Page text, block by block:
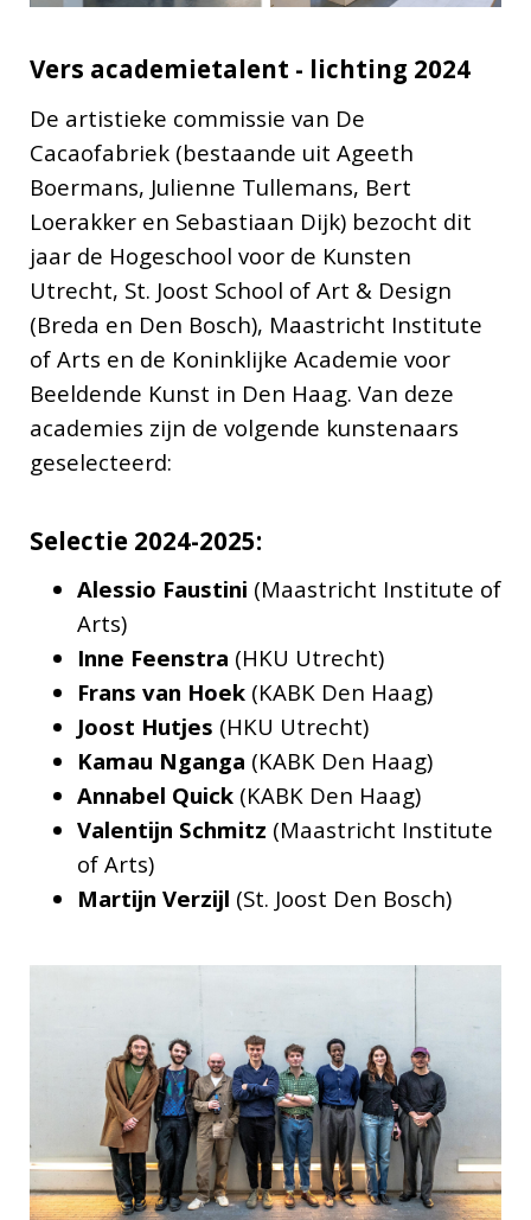
Vers academietalent - lichting 2024
De artistieke commissie van De
Cacaofabriek (bestaande uit Ageeth
Boermans, Julienne Tullemans, Bert
Loerakker en Sebastiaan Dijk) bezocht dit
jaar de Hogeschool voor de Kunsten
Utrecht, St. Joost School of Art & Design
(Breda en Den Bosch), Maastricht Institute
of Arts en de Koninklijke Academie voor
Beeldende Kunst in Den Haag. Van deze
academies zijn de volgende kunstenaars
geselecteerd:
Selectie 2024-2025:
Alessio Faustini (Maastricht Institute of
Arts)
Inne Feenstra (HKU Utrecht)
Frans van Hoek (KABK Den Haag)
Joost Hutjes (HKU Utrecht)
Kamau Nganga (KABK Den Haag)
Annabel Quick(KABK Den Haag)
Valentijn Schmitz (Maastricht Institute
of Arts)
Martijn Verzijl (St. Joost Den Bosch)